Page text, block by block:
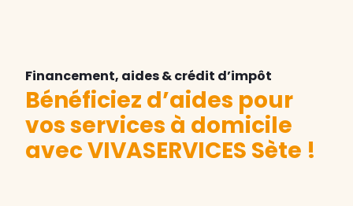
Financement, aides & crédit d’impôt
Bénéficiez d’aides pour
vos services à domicile
avec VIVASERVICES Sète !